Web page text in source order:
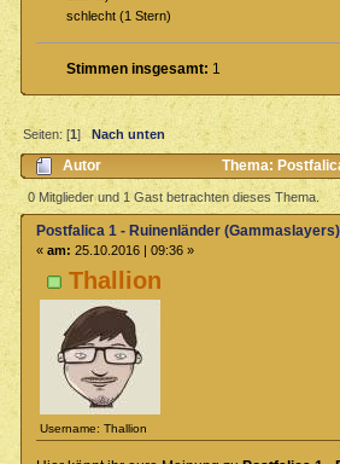
schlecht (1 Stern)
Stimmen insgesamt: 1
Seiten: [1] Nach unten
Autor
Thema:
(Gammaslayers) / Bewertung &
0 Mitglieder und 1 Gast betrachten dieses Thema.
Thallion
Username: Thallion
Postfalica 1 - Ruinenländer (Gammaslayers)
« am: 25.10.2016 | 09:36 »